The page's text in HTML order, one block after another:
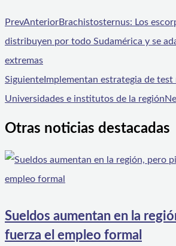
PrevAnteriorBrachistosternus: Los
distribuyen por todo Sudamérica y se
extremas
SiguienteImplementan estrategia de test
Universidades e institutos de la región
Otras noticias destacadas
Sueldos aumentan en la
fuerza el empleo formal